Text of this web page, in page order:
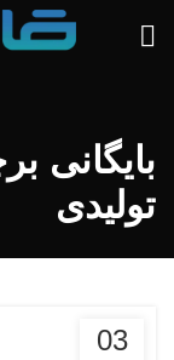
بایگانی
تولیدی
03